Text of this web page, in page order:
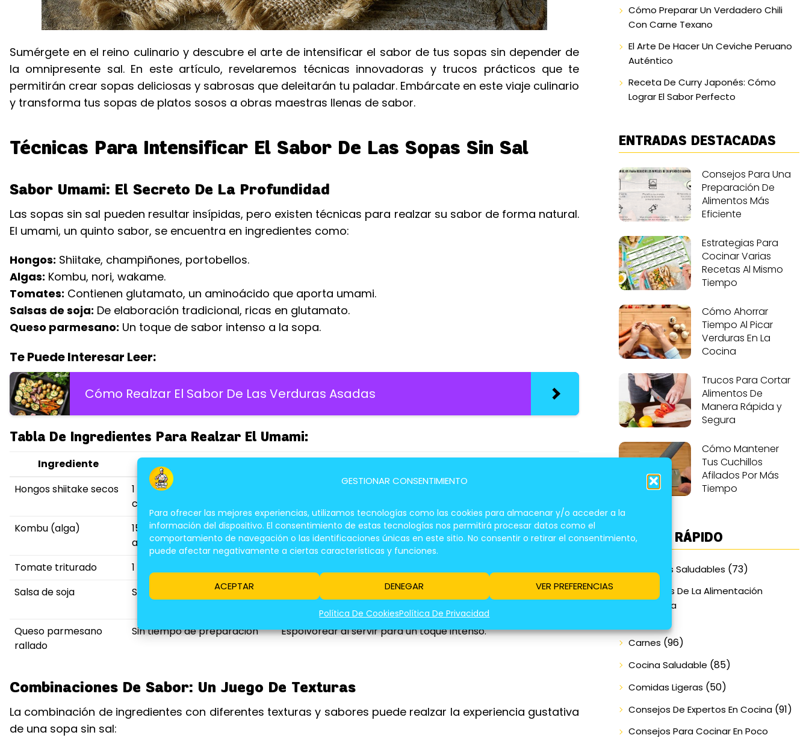
GESTIONAR CONSENTIMIENTO
Para ofrecer las mejores experiencias, utilizamos tecnologías como las cookies para almacenar y/o acceder a la
información del dispositivo. El consentimiento de estas tecnologías nos permitirá procesar datos como el
comportamiento de navegación o las identificaciones únicas en este sitio. No consentir o retirar el consentimiento,
puede afectar negativamente a ciertas características y funciones.
ACEPTAR DENEGAR VER PREFERENCIAS
Política De CookiesPolítica De Privacidad
Sumérgete en el reino culinario y descubre el arte de intensificar el sabor de tus sopas sin depender de
la omnipresente sal. En este artículo, revelaremos técnicas innovadoras y trucos prácticos que te
permitirán crear sopas deliciosas y sabrosas que deleitarán tu paladar. Embárcate en este viaje culinario
y transforma tus sopas de platos sosos a obras maestras llenas de sabor.
Técnicas Para Intensificar El Sabor De Las Sopas Sin Sal
Sabor Umami: El Secreto De La Profundidad
Las sopas sin sal pueden resultar insípidas, pero existen técnicas para realzar su sabor de forma natural.
El umami, un quinto sabor, se encuentra en ingredientes como:
Hongos: Shiitake, champiñones, portobellos.
Algas: Kombu, nori, wakame.
Tomates: Contienen glutamato, un aminoácido que aporta umami.
Salsas de soja: De elaboración tradicional, ricas en glutamato.
Queso parmesano: Un toque de sabor intenso a la sopa.
Te Puede Interesar Leer:
Cómo Realzar El Sabor De Las Verduras Asadas
Tabla De Ingredientes Para Realzar El Umami:
Ingrediente Tiempo de preparación
Hongos shiitake secos
1 hora de remojo en agua
caliente
Kombu (alga)
15 minutos de remojo en
agua fría
Añadir el agua de remojo a la sopa, retirando el kombu antes
de servir.
Tomate triturado
1 minuto de cocción
Salsa de soja
Sin tiempo de preparación
Añadir unas gotas al final de la cocción, ajustando la cantidad
Queso parmesano
rallado
Sin tiempo de preparación Espolvorear al servir para un toque intenso.
Combinaciones De Sabor: Un Juego De Texturas
La combinación de ingredientes con diferentes texturas y sabores puede realzar la experiencia gustativa
de una sopa sin sal:
Cómo Preparar Un Verdadero Chili
Con Carne Texano
El Arte De Hacer Un Ceviche Peruano
Auténtico
Receta De Curry Japonés: Cómo
Lograr El Sabor Perfecto
ENTRADAS DESTACADAS
Consejos Para Una
Preparación De
Alimentos Más
Eficiente
Estrategias Para
Cocinar Varias
Recetas Al Mismo
Tiempo
Cómo Ahorrar
Tiempo Al Picar
Verduras En La
Cocina
Trucos Para Cortar
Alimentos De
Manera Rápida y
Segura
Cómo Mantener
Tus Cuchillos
Afilados Por Más
Tiempo
ACCESO RÁPIDO
Alimentos Saludables (73)
Beneficios De La Alimentación
Equilibrada
Carnes (96)
Cocina Saludable (85)
Comidas Ligeras (50)
Consejos De Expertos En Cocina(91)
Consejos Para Cocinar En Poco